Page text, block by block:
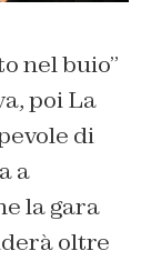
nel buio”
poi La
di
a
la gara
oltre